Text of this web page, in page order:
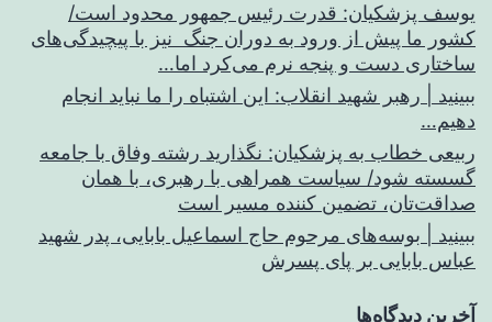
یوسف پزشکیان: قدرت رئیس‌ جمهور محدود است/
کشور ما پیش از ورود به دوران جنگ نیز با پیچیدگی‌های
ساختاری دست و پنجه نرم می‌کرد اما…
ببینید | رهبر شهید انقلاب: این اشتباه را ما نباید انجام
دهیم…
ربیعی خطاب به پزشکیان: نگذارید رشته وفاق با جامعه
گسسته شود/ سیاست همراهی با رهبری، با همان
صداقت‌تان، تضمین کننده مسیر است
ببینید | بوسه‌های مرحوم حاج اسماعیل بابایی، پدر شهید
عباس بابایی بر پای پسرش
آخرین دیدگاه‌ها